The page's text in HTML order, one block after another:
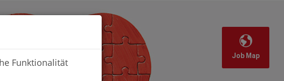
Job Map
Funktionalität